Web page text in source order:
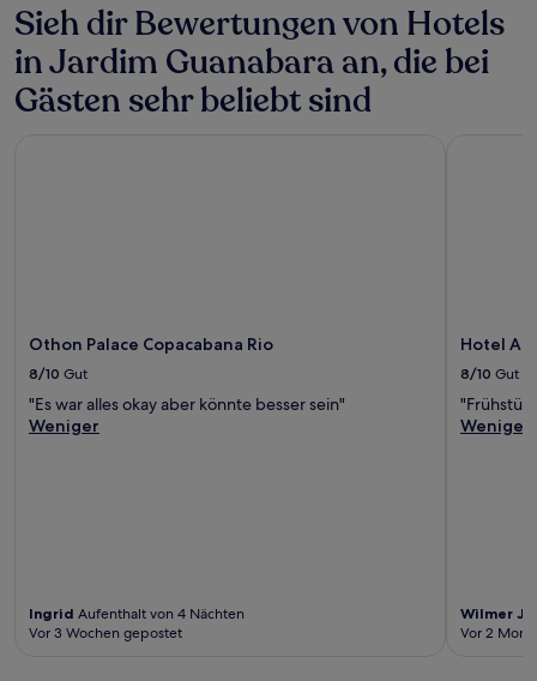
Sieh dir Bewertungen von Hotels
in Jardim Guanabara an, die bei
Gästen sehr beliebt sind
Othon Palace Copacabana Rio
8/10 Gut
"Es war alles okay aber könnte besser sein"
Weniger
Ingrid Aufenthalt von 4 Nächten
Vor 3 Wochen gepostet
Hotel
8/10 Gut
Weniger
Wilmer
Vor 2